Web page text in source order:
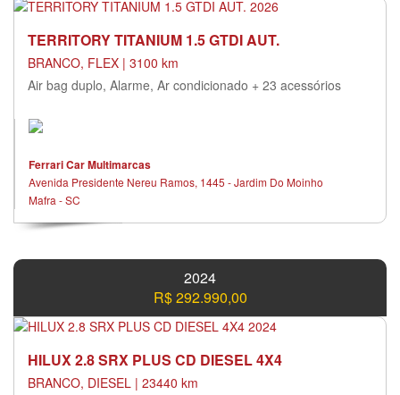
TERRITORY TITANIUM 1.5 GTDI AUT.
BRANCO, FLEX | 3100 km
Air bag duplo, Alarme, Ar condicionado + 23 acessórios
Ferrari Car Multimarcas
Avenida Presidente Nereu Ramos, 1445 - Jardim Do Moinho
Mafra - SC
2024
R$ 292.990,00
HILUX 2.8 SRX PLUS CD DIESEL 4X4
BRANCO, DIESEL | 23440 km